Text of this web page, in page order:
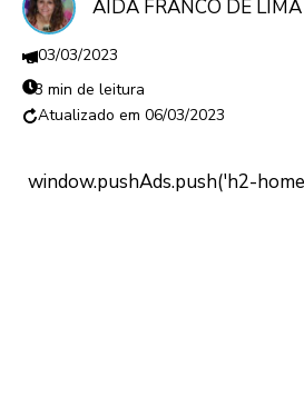
AIDA FRANCO DE LIMA
03/03/2023
3 min de leitura
06/03/2023